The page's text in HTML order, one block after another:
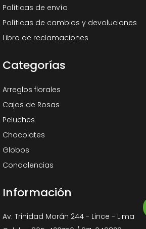
Políticas de envío
Políticas de cambios y devoluciones
Libro de reclamaciones
Categorías
Arreglos florales
Cajas de Rosas
Peluches
Chocolates
Globos
Condolencias
Información
Av. Trinidad Morán 244 - Lince - Lima